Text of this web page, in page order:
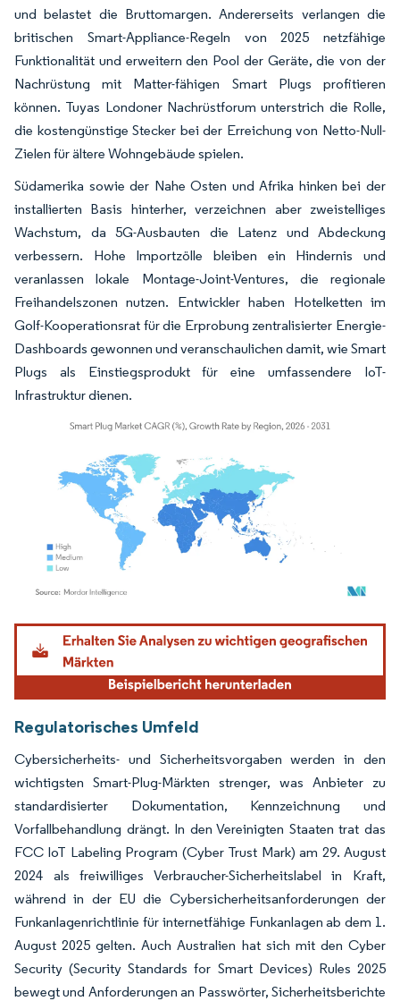
und belastet die Bruttomargen. Andererseits verlangen die
britischen Smart-Appliance-Regeln von 2025 netzfähige
Funktionalität und erweitern den Pool der Geräte, die von der
Nachrüstung mit Matter-fähigen Smart Plugs profitieren
können. Tuyas Londoner Nachrüstforum unterstrich die Rolle,
die kostengünstige Stecker bei der Erreichung von Netto-Null-
Zielen für ältere Wohngebäude spielen.
Südamerika sowie der Nahe Osten und Afrika hinken bei der
installierten Basis hinterher, verzeichnen aber zweistelliges
Wachstum, da 5G-Ausbauten die Latenz und Abdeckung
verbessern. Hohe Importzölle bleiben ein Hindernis und
veranlassen lokale Montage-Joint-Ventures, die regionale
Freihandelszonen nutzen. Entwickler haben Hotelketten im
Golf-Kooperationsrat für die Erprobung zentralisierter Energie-
Dashboards gewonnen und veranschaulichen damit, wie Smart
Plugs als Einstiegsprodukt für eine umfassendere IoT-
Infrastruktur dienen.
Bild © Mordor Intelligence. Wiederverwendung erfordert Namensnennung gemäß
Regulatorisches Umfeld
Cybersicherheits- und Sicherheitsvorgaben werden in den
wichtigsten Smart-Plug-Märkten strenger, was Anbieter zu
standardisierter Dokumentation, Kennzeichnung und
Vorfallbehandlung drängt. In den Vereinigten Staaten trat das
FCC IoT Labeling Program (Cyber Trust Mark) am 29. August
2024 als freiwilliges Verbraucher-Sicherheitslabel in Kraft,
während in der EU die Cybersicherheitsanforderungen der
Funkanlagenrichtlinie für internetfähige Funkanlagen ab dem 1.
August 2025 gelten. Auch Australien hat sich mit den Cyber
Security (Security Standards for Smart Devices) Rules 2025
bewegt und Anforderungen an Passwörter, Sicherheitsberichte